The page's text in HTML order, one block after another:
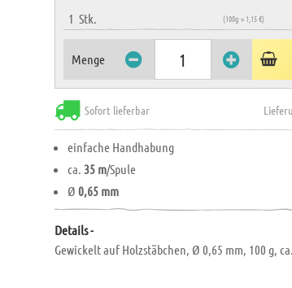
1Stk. (100g = 1,15 €)
Menge
Sofort lieferbar
einfache Handhabung
ca. 35 m/Spule
Ø0,65 mm
Details -
Gewickelt auf Holzstäbchen, Ø 0,65 mm, 100 g,